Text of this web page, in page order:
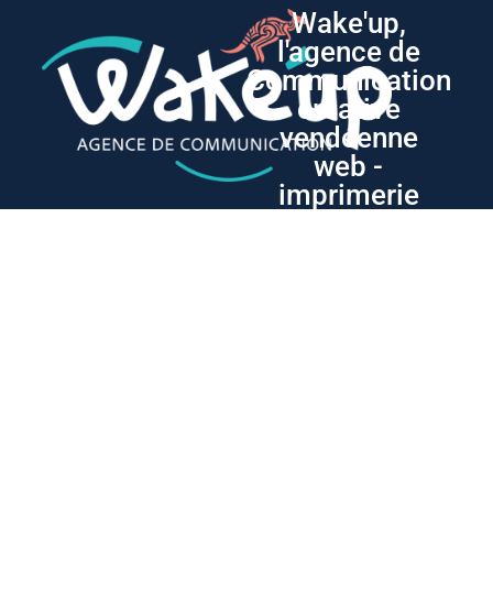
Wake'up,
l'agence de
Communication
créative
vendéenne
web -
imprimerie